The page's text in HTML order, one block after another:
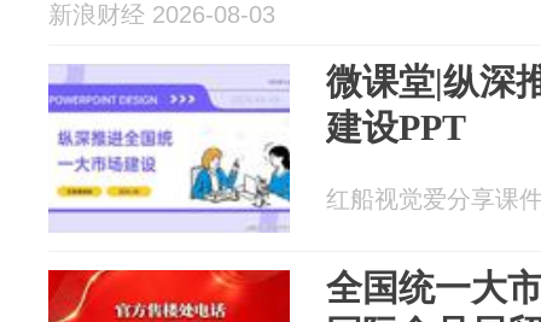
新浪财经 2026-08-03
微课堂|纵深
建设PPT
红船视觉爱分享课
全国统一大